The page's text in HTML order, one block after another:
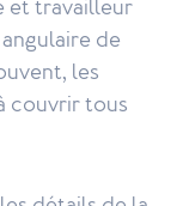
et travailleur
de
les
couvrir tous